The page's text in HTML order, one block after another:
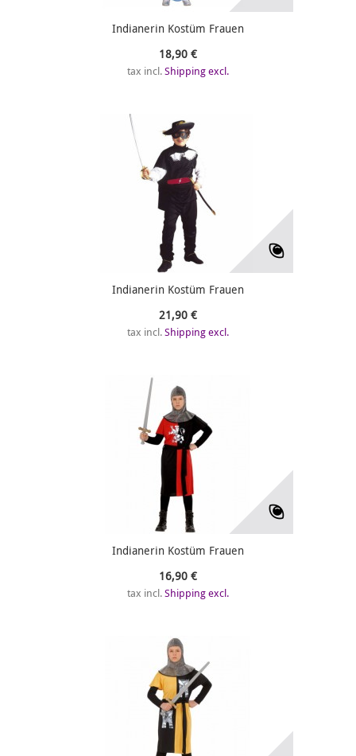
Indianerin Kostüm Frauen
18,90 €
tax incl.Shipping excl.
Indianerin Kostüm Frauen
21,90 €
tax incl.Shipping excl.
Indianerin Kostüm Frauen
16,90 €
tax incl.Shipping excl.